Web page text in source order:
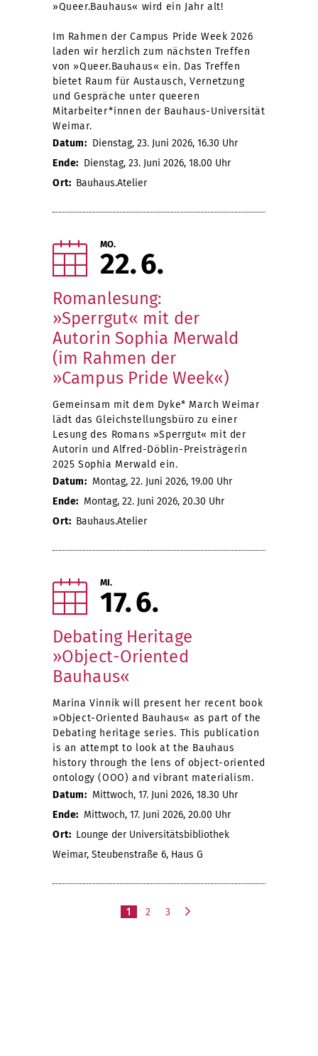
»Queer.Bauhaus« wird ein Jahr alt!
Im Rahmen der Campus Pride Week 2026
laden wir herzlich zum nächsten Treffen
von »Queer.Bauhaus« ein. Das Treffen
bietet Raum für Austausch, Vernetzung
und Gespräche unter queeren
Mitarbeiter*innen der Bauhaus-Universität
Weimar.
Datum: Dienstag, 23. Juni 2026, 16.30 Uhr
Ende: Dienstag, 23. Juni 2026, 18.00 Uhr
Ort: Bauhaus.Atelier
MO.
22 6
Romanlesung:
»Sperrgut« mit der
Autorin Sophia Merwald
(im Rahmen der
»Campus Pride Week«)
Gemeinsam mit dem Dyke* March Weimar
lädt das Gleichstellungsbüro zu einer
Lesung des Romans »Sperrgut« mit der
Autorin und Alfred-Döblin-Preisträgerin
2025 Sophia Merwald ein.
Datum: Montag, 22. Juni 2026, 19.00 Uhr
Ende: Montag, 22. Juni 2026, 20.30 Uhr
Ort: Bauhaus.Atelier
MI.
17 6
Debating Heritage
»Object-Oriented
Bauhaus«
Marina Vinnik will present her recent book
»Object-Oriented Bauhaus« as part of the
Debating heritage series. This publication
is an attempt to look at the Bauhaus
history through the lens of object-oriented
ontology (OOO) and vibrant materialism.
Datum: Mittwoch, 17. Juni 2026, 18.30 Uhr
Ende: Mittwoch, 17. Juni 2026, 20.00 Uhr
Ort: Lounge der Universitätsbibliothek
Weimar, Steubenstraße 6, Haus G
1 2
3